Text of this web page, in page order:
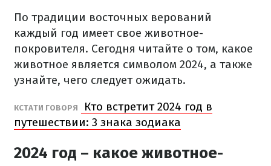
По традиции восточных верований
каждый год имеет свое животное-
покровителя. Сегодня читайте о том, какое
животное является символом 2024, а также
узнайте, чего следует ожидать.
КСТАТИ ГОВОРЯ
Кто встретит 2024 год в
путешествии: 3 знака зодиака
2024 год – какое животное-